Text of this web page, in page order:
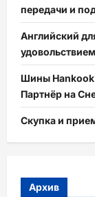
передачи и
Английский
удовольствием
Шины
Партнёр на
Скупка и
Архив